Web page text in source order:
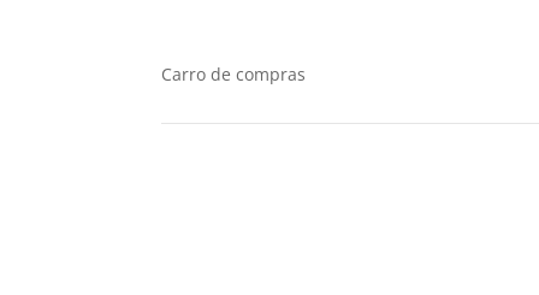
Carro de compras